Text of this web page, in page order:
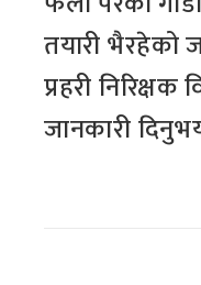
तयारी भैरहेको
प्रहरी
जानकारी